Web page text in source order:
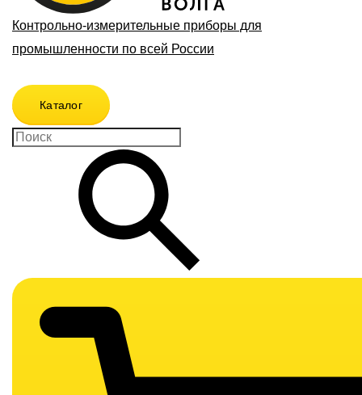
Контрольно-измерительные приборы для
промышленности по всей России
Каталог